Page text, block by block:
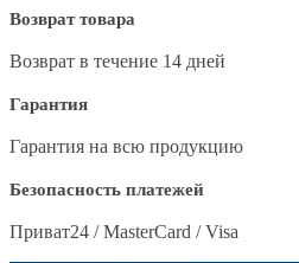
Возврат товара
Возврат в течение 14 дней
Гарантия
Гарантия на всю продукцию
Безопасность платежей
Приват24 / MasterCard / Visa